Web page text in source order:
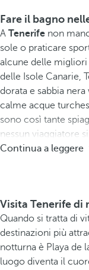
Fare il bagno
A Tenerife non
sole o praticare
alcune delle migliori
delle Isole Canarie,
dorata e sabbia
calme acque
sono così tante
nessun viaggiatore
Continua a leggere
Visita Tenerife di
Quando si tratta di
destinazioni più
notturna è Playa de
luogo diventa il